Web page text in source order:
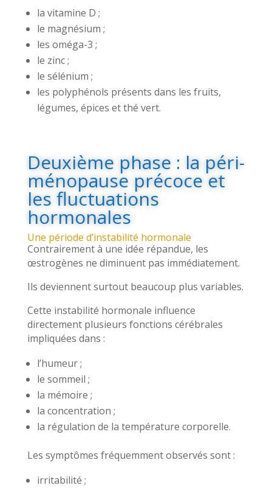
la vitamine D ;
le magnésium ;
les oméga-3 ;
le zinc ;
le sélénium ;
les polyphénols présents dans les fruits,
légumes, épices et thé vert.
Deuxième phase : la péri-
ménopause précoce et
les fluctuations
hormonales
Une période d’instabilité hormonale
Contrairement à une idée répandue, les
œstrogènes ne diminuent pas immédiatement.
Ils deviennent surtout beaucoup plus variables.
Cette instabilité hormonale influence
directement plusieurs fonctions cérébrales
impliquées dans :
l’humeur ;
le sommeil ;
la mémoire ;
la concentration ;
la régulation de la température corporelle.
Les symptômes fréquemment observés sont :
irritabilité ;